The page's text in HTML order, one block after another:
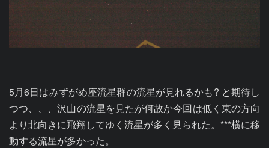
5月6日はみずがめ座流星群の流星が見れるかも? と期待し
つつ、、、沢山の流星を見たが何故か今回は低く東の方向
より北向きに飛翔してゆく流星が多く見られた。***横に移
動する流星が多かった。